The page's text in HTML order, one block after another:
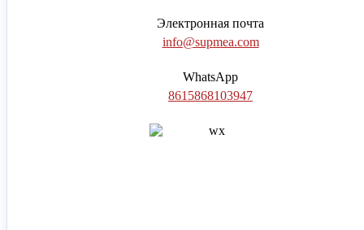
Электронная почта
info@supmea.com
WhatsApp
8615868103947